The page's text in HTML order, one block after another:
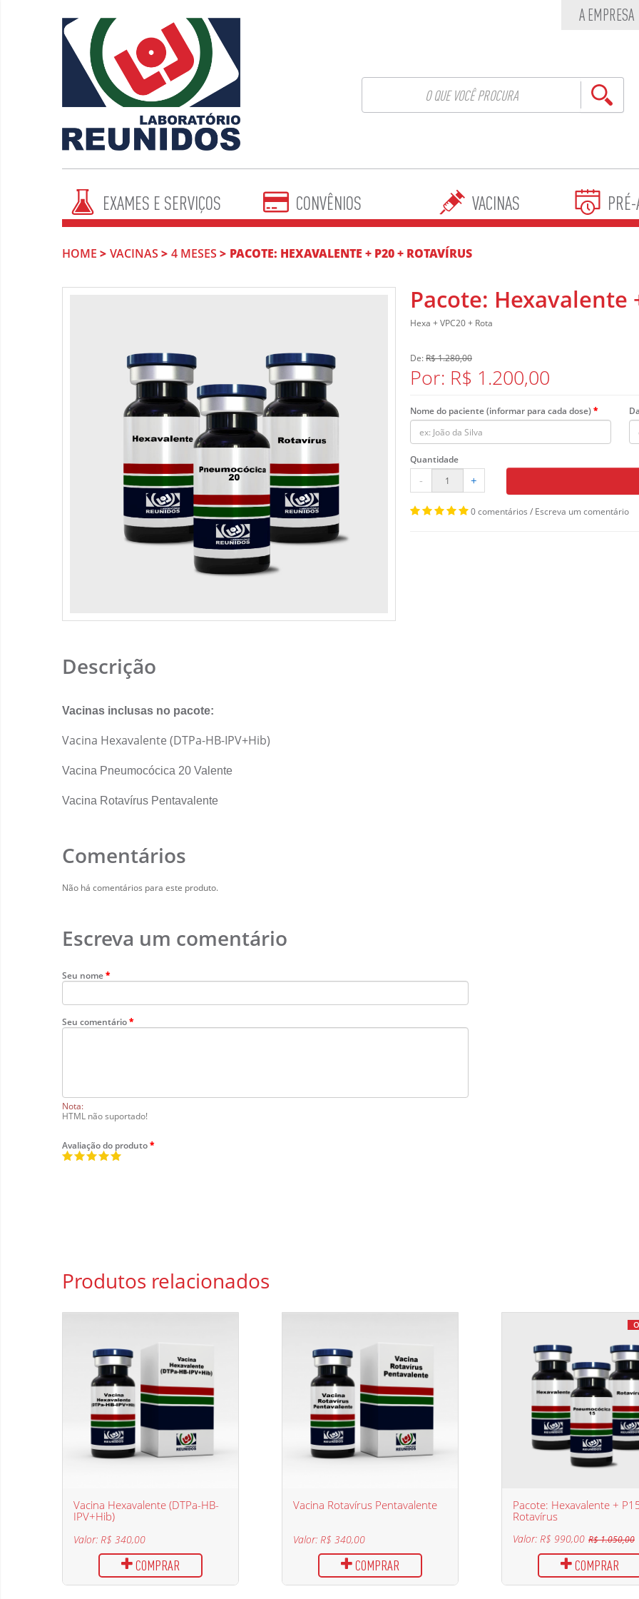
A EMPRESA
EXAMES E SERVIÇOS CONVÊNIOS VACINAS
HOME VACINAS 4 MESES PACOTE: HEXAVALENTE + P20 + ROTAVÍRUS
Pacote: Hexavalente
Hexa + VPC20 + Rota
De:R$ 1.280,00
Por: R$ 1.200,00
Nome do paciente (informar para cada dose)
Quantidade
- +
0 comentários / Escreva um comentário
Descrição
Vacinas inclusas no pacote:
Vacina Hexavalente (DTPa-HB-IPV+Hib)
Vacina Pneumocócica 20 Valente
Vacina Rotavírus Pentavalente
Comentários
Não há comentários para este produto.
Escreva um comentário
Seu nome
Seu comentário
Nota:
HTML não suportado!
Avaliação do produto
Produtos relacionados
Vacina Hexavalente (DTPa-HB-
IPV+Hib)
Valor: R$ 340,00
COMPRAR
Vacina Rotavírus Pentavalente
Valor: R$ 340,00
COMPRAR
Pacote: Hexavalente +
Rotavírus
Valor: R$ 990,00 R$ 1.050,00
COMPRAR